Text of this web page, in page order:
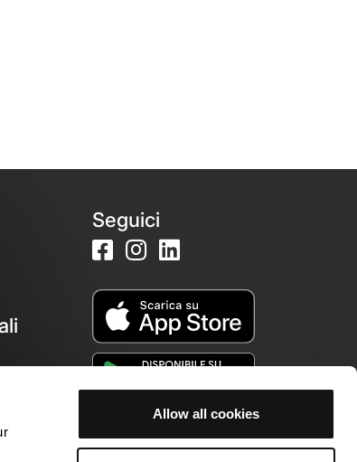
Allow all cookies
Seguici